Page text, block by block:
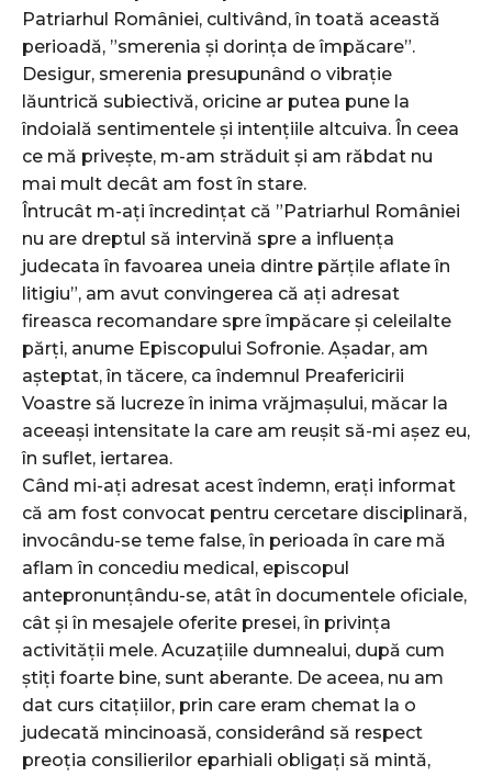
Patriarhul României, cultivând, în toată această
perioadă, ”smerenia și dorința de împăcare”.
Desigur, smerenia presupunând o vibrație
lăuntrică subiectivă, oricine ar putea pune la
îndoială sentimentele și intențiile altcuiva. În ceea
ce mă privește, m-am străduit și am răbdat nu
mai mult decât am fost în stare.
Întrucât m-ați încredințat că ”Patriarhul României
nu are dreptul să intervină spre a influența
judecata în favoarea uneia dintre părțile aflate în
litigiu”, am avut convingerea că ați adresat
fireasca recomandare spre împăcare și celeilalte
părți, anume Episcopului Sofronie. Așadar, am
așteptat, în tăcere, ca îndemnul Preafericirii
Voastre să lucreze în inima vrăjmașului, măcar la
aceeași intensitate la care am reușit să-mi așez eu,
în suflet, iertarea.
Când mi-ați adresat acest îndemn, erați informat
că am fost convocat pentru cercetare disciplinară,
invocându-se teme false, în perioada în care mă
aflam în concediu medical, episcopul
antepronunțându-se, atât în documentele oficiale,
cât și în mesajele oferite presei, în privința
activității mele. Acuzațiile dumnealui, după cum
știți foarte bine, sunt aberante. De aceea, nu am
dat curs citațiilor, prin care eram chemat la o
judecată mincinoasă, considerând să respect
preoția consilierilor eparhiali obligați să mintă,